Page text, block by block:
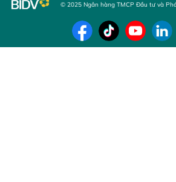
© 2025 Ngân hàng TMCP Đầu tư và